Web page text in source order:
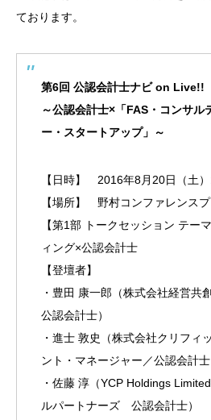
ております。
第6回 公認会計士ナビ on Live!!
～公認会計士×「FAS・コンサル
ー・スタートアップ」～
【日時】 2016年8月20日（土
【場所】 野村コンファレンス
【第1部 トークセッション テー
ィング×公認会計士
【登壇者】
・豊田 康一郎（株式会社経営
公認会計士）
・進士 敦史（株式会社クリフ
ント・マネージャー／公認会計士
・佐藤 淳（YCP Holdings
ルパートナーズ 公認会計士）